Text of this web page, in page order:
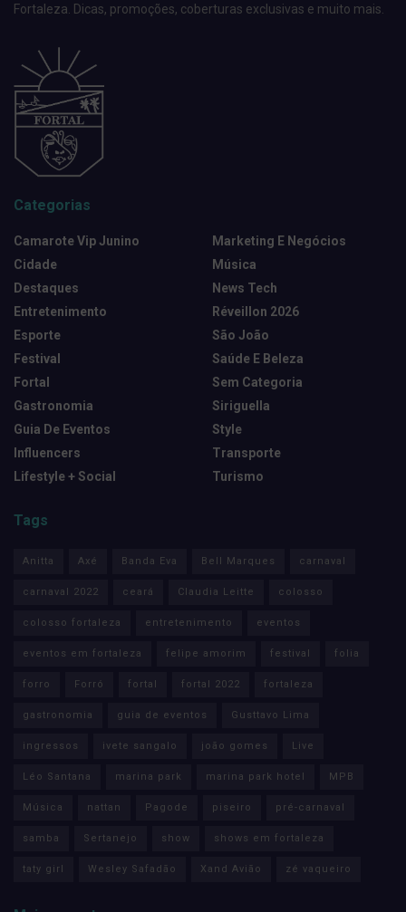
Fortaleza. Dicas, promoções, coberturas exclusivas e muito mais.
Categorias
Camarote Vip Junino
Cidade
Destaques
Entretenimento
Esporte
Festival
Fortal
Gastronomia
Guia De Eventos
Influencers
Lifestyle + Social
Marketing E Negócios
Música
News Tech
Réveillon 2026
São João
Saúde E Beleza
Sem Categoria
Siriguella
Style
Transporte
Turismo
Tags
Anitta Axé Banda Eva Bell Marques carnaval
carnaval 2022 ceará Claudia Leitte colosso
colosso fortaleza entretenimento eventos
eventos em fortaleza felipe amorim festival folia
forro Forró fortal fortal 2022 fortaleza
gastronomia guia de eventos Gusttavo Lima
ingressos ivete sangalo joão gomes Live
Léo Santana marina park marina park hotel MPB
Música nattan Pagode piseiro pré-carnaval
samba Sertanejo show shows em fortaleza
taty girl Wesley Safadão Xand Avião zé vaqueiro